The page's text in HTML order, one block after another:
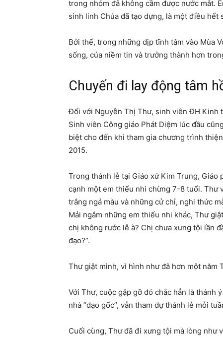
trong nhóm đã không cầm được nước mắt.
sinh linh Chúa đã tạo dựng, là một điều hết
Bởi thế, trong những dịp tĩnh tâm vào Mùa
sống, của niềm tin và trưởng thành hơn
Chuyến đi lay động tâm
Đối với Nguyễn Thị Thư, sinh viên ĐH Kinh
Sinh viên Công giáo Phát Diệm lúc đầu
biệt cho đến khi tham gia chương trình
2015.
Trong thánh lễ tại Giáo xứ Kim Trung, Giáo
cạnh một em thiếu nhi chừng 7-8 tuổi. Thư
trắng ngả màu và những cử chỉ, nghi thức
Mải ngắm những em thiếu nhi khác, Thư
chị không rước lễ à? Chị chưa xưng tội lần
đạo?”.
Thư giật mình, vì hình như đã hơn một năm
Với Thư, cuộc gặp gỡ đó chắc hẳn là thánh
nhà “đạo gốc”, vẫn tham dự thánh lễ mỗi
Cuối cùng, Thư đã đi xưng tội mà lòng như